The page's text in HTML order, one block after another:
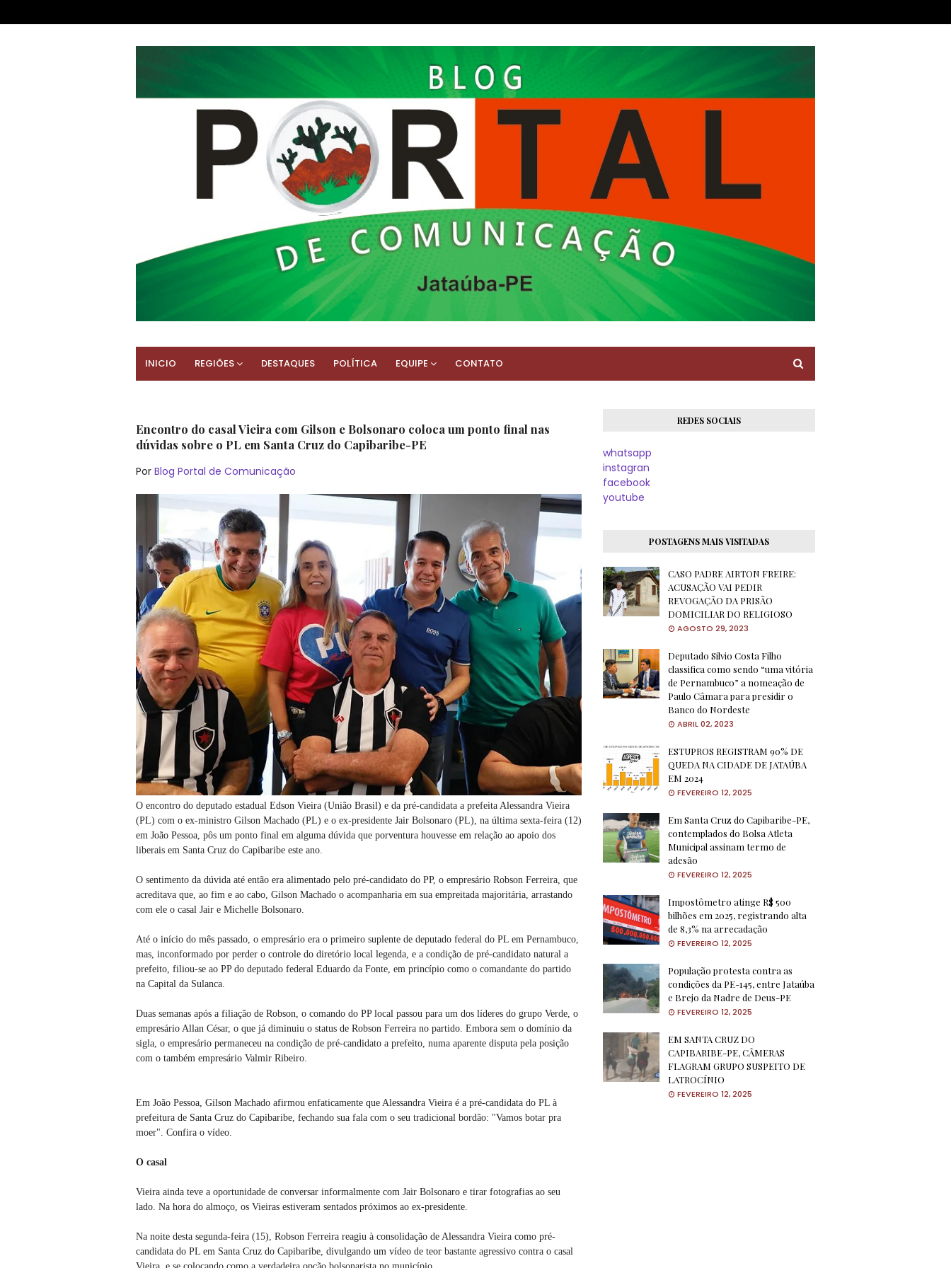
INICIO REGIÕES DESTAQUES POLÍTICA EQUIPE CONTATO
Encontro do casal Vieira com Gilson e Bolsonaro coloca um ponto final nas
dúvidas sobre o PL em Santa Cruz do Capibaribe-PE
Por Blog Portal de Comunicação
O encontro do deputado estadual Edson Vieira (União Brasil) e da pré-candidata a prefeita Alessandra Vieira
(PL) com o ex-ministro Gilson Machado (PL) e o ex-presidente Jair Bolsonaro (PL), na última sexta-feira (12)
em João Pessoa, pôs um ponto final em alguma dúvida que porventura houvesse em relação ao apoio dos
liberais em Santa Cruz do Capibaribe este ano.
O sentimento da dúvida até então era alimentado pelo pré-candidato do PP, o empresário Robson Ferreira, que
acreditava que, ao fim e ao cabo, Gilson Machado o acompanharia em sua empreitada majoritária, arrastando
com ele o casal Jair e Michelle Bolsonaro.
Até o início do mês passado, o empresário era o primeiro suplente de deputado federal do PL em Pernambuco,
mas, inconformado por perder o controle do diretório local legenda, e a condição de pré-candidato natural a
prefeito, filiou-se ao PP do deputado federal Eduardo da Fonte, em princípio como o comandante do partido
na Capital da Sulanca.
Duas semanas após a filiação de Robson, o comando do PP local passou para um dos líderes do grupo Verde, o
empresário Allan César, o que já diminuiu o status de Robson Ferreira no partido. Embora sem o domínio da
sigla, o empresário permaneceu na condição de pré-candidato a prefeito, numa aparente disputa pela posição
com o também empresário Valmir Ribeiro.
Em João Pessoa, Gilson Machado afirmou enfaticamente que Alessandra Vieira é a pré-candidata do PL à
prefeitura de Santa Cruz do Capibaribe, fechando sua fala com o seu tradicional bordão: "Vamos botar pra
moer". Confira o vídeo.
O casal
Vieira ainda teve a oportunidade de conversar informalmente com Jair Bolsonaro e tirar fotografias ao seu
lado. Na hora do almoço, os Vieiras estiveram sentados próximos ao ex-presidente.
Na noite desta segunda-feira (15), Robson Ferreira reagiu à consolidação de Alessandra Vieira como pré-
candidata do PL em Santa Cruz do Capibaribe, divulgando um vídeo de teor bastante agressivo contra o casal
REDES SOCIAIS
whatsapp
instagran
facebook
youtube
POSTAGENS MAIS VISITADAS
CASO PADRE AIRTON FREIRE:
ACUSAÇÃO VAI PEDIR
REVOGAÇÃO DA PRISÃO
DOMICILIAR DO RELIGIOSO
AGOSTO 29, 2023
Deputado Silvio Costa Filho
classifica como sendo “uma vitória
de Pernambuco” a nomeação de
Paulo Câmara para presidir o
Banco do Nordeste
ABRIL 02, 2023
ESTUPROS REGISTRAM 90% DE
QUEDA NA CIDADE DE JATAÚBA
EM 2024
FEVEREIRO 12, 2025
Em Santa Cruz do Capibaribe-PE,
contemplados do Bolsa Atleta
Municipal assinam termo de
adesão
FEVEREIRO 12, 2025
Impostômetro atinge R$ 500
bilhões em 2025, registrando alta
de 8,3% na arrecadação
FEVEREIRO 12, 2025
População protesta contra as
condições da PE-145, entre Jataúba
e Brejo da Nadre de Deus-PE
FEVEREIRO 12, 2025
EM SANTA CRUZ DO
CAPIBARIBE-PE, CÂMERAS
FLAGRAM GRUPO SUSPEITO DE
LATROCÍNIO
FEVEREIRO 12, 2025